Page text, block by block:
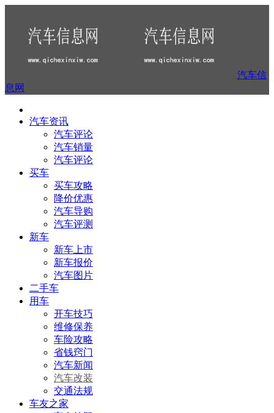
汽车信
息网
汽车资讯
汽车评论
汽车销量
汽车评论
买车
买车攻略
降价优惠
汽车导购
汽车评测
新车
新车上市
新车报价
汽车图片
二手车
用车
开车技巧
维修保养
车险攻略
省钱窍门
汽车新闻
汽车改装
交通法规
车友之家